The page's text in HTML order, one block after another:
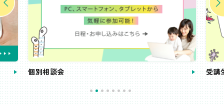
個別相談会 受講